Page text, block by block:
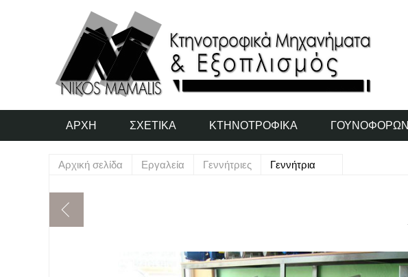
ΑΡΧΉ ΣΧΕΤΙΚΆ ΚΤΗΝΟΤΡΟΦΙΚΆ ΓΟΥΝΟΦΌΡΩΝ
Αρχική σελίδα Εργαλεία Γεννήτριες Γεννήτρια